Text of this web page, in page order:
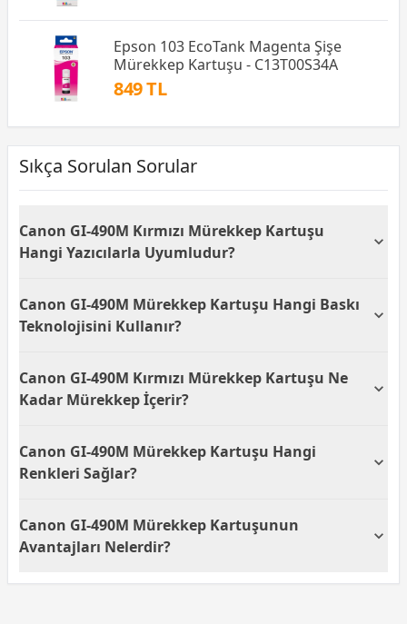
Epson 103 EcoTank Magenta Şişe
Mürekkep Kartuşu - C13T00S34A
849 TL
Sıkça Sorulan Sorular
Canon GI-490M Kırmızı Mürekkep Kartuşu
Hangi Yazıcılarla Uyumludur?
Canon G1400, G2400, G3400 ve G4400 modelleriyle
uyumlu olacak şekilde tasarlanmıştır. Bu uyumluluk,
kullanıcıların yazıcılarının performansını ve baskı
Canon GI-490M Mürekkep Kartuşu Hangi Baskı
Teknolojisini Kullanır?
teknolojisiyle çalışır. Bu teknoloji, belgelerde ve
görüntülerde canlı renkler ve net detaylar elde
etmek için idealdir.
Canon GI-490M Kırmızı Mürekkep Kartuşu Ne
Kadar Mürekkep İçerir?
ünitede kullanım için yeterli miktarda mürekkep
içerir. Bu, uzun süreli kullanımda kesintisiz ve yüksek
kaliteli baskı almanıza yardımcı olur.
Canon GI-490M Mürekkep Kartuşu Hangi
Renkleri Sağlar?
seçeneği sunar. Standart renk tipi sayesinde canlı ve
kaliteli kırmızı tonlarıyla baskılarınızı zenginleştirir.
Canon GI-490M Mürekkep Kartuşunun
Avantajları Nelerdir?
Canon GI-490M mürekkep kartuşu, mürekkep